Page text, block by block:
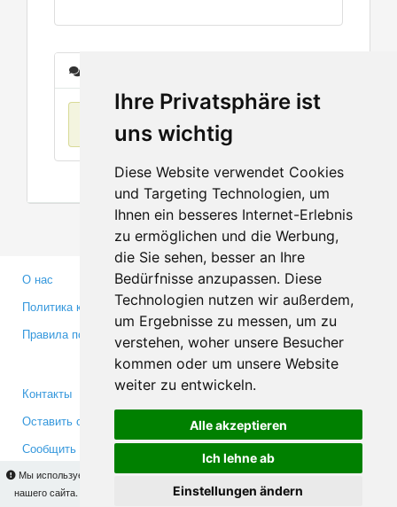
Ihre Privatsphäre ist
uns wichtig
Diese Website verwendet Cookies
und Targeting Technologien, um
Ihnen ein besseres Internet-Erlebnis
zu ermöglichen und die Werbung,
die Sie sehen, besser an Ihre
Bedürfnisse anzupassen. Diese
Technologien nutzen wir außerdem,
um Ergebnisse zu messen, um zu
verstehen, woher unsere Besucher
kommen oder um unsere Website
weiter zu entwickeln.
Alle akzeptieren
Ich lehne ab
Einstellungen ändern
Мы используем cookies для того, чтобы Вы могли использовать весь функционал
нашего сайта. На
Вы сможете узнать подробности и, при желании,
О нас
Политика конфиденциальности
Правила пользования
Партнерам
Инвесторам
Медиа
Контакты
Оставить отзыв
Сообщить об ошибке
Facebook
Twitter
YouTube
Google+